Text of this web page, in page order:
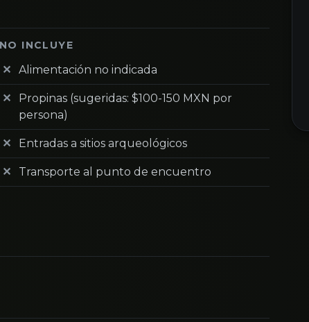
NO INCLUYE
Alimentación no indicada
Propinas (sugeridas: $100-150 MXN por
persona)
Entradas a sitios arqueológicos
Transporte al punto de encuentro